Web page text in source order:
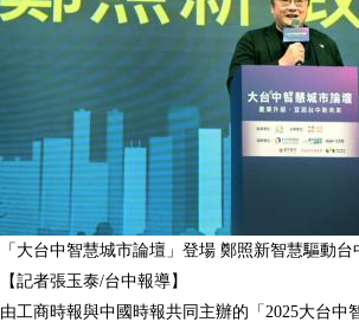
「大台中智慧城市論壇」登場 鄭照新智慧驅動台
【記者張玉泰/台中報導】
由工商時報與中國時報共同主辦的「2025大台中